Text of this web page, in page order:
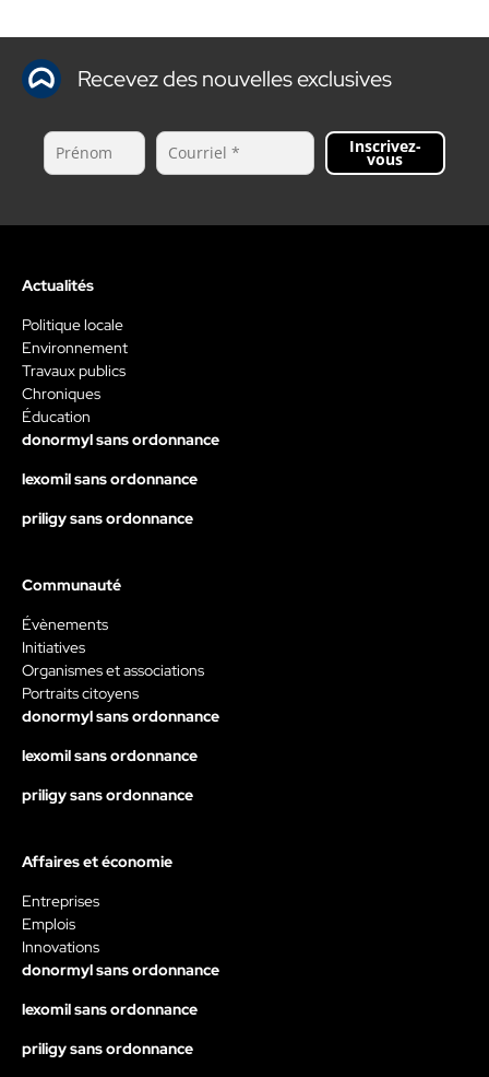
Recevez des nouvelles exclusives
Inscrivez-
vous
Actualités
Politique locale
Environnement
Travaux publics
Chroniques
Éducation
donormyl sans ordonnance
lexomil sans ordonnance
priligy sans ordonnance
Communauté
Évènements
Initiatives
Organismes et associations
Portraits citoyens
donormyl sans ordonnance
lexomil sans ordonnance
priligy sans ordonnance
Affaires et économie
Entreprises
Emplois
Innovations
donormyl sans ordonnance
lexomil sans ordonnance
priligy sans ordonnance